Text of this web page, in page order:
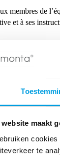
website maakt
te
membres de
et à ses
permet de
prélèvement.
vitesse et
ton système de